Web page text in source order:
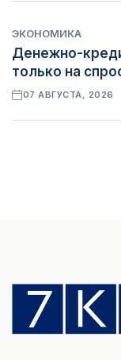
ЭКОНОМИКА
Денежно-
только на
07 АВГУСТА, 2026
Вводят ли
ипотеки под
06 АВГУСТА, 2026